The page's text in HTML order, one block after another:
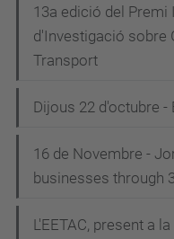
13a edició del
d'Investigació sobre
Transport
Dijous 22 d'octubre -
16 de Novembre -
businesses through
L'EETAC, present a